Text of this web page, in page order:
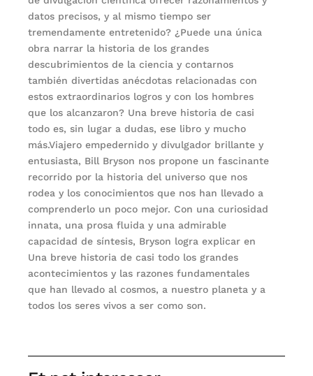
datos precisos, y al mismo tiempo ser
tremendamente entretenido? ¿Puede una única
obra narrar la historia de los grandes
descubrimientos de la ciencia y contarnos
también divertidas anécdotas relacionadas con
estos extraordinarios logros y con los hombres
que los alcanzaron? Una breve historia de casi
todo es, sin lugar a dudas, ese libro y mucho
más.Viajero empedernido y divulgador brillante y
entusiasta, Bill Bryson nos propone un fascinante
recorrido por la historia del universo que nos
rodea y los conocimientos que nos han llevado a
comprenderlo un poco mejor. Con una curiosidad
innata, una prosa fluida y una admirable
capacidad de síntesis, Bryson logra explicar en
Una breve historia de casi todo los grandes
acontecimientos y las razones fundamentales
que han llevado al cosmos, a nuestro planeta y a
todos los seres vivos a ser como son.